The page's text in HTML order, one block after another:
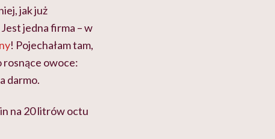
jak już
jedna firma – w
! Pojechałam tam,
rosnące owoce:
darmo.
na 20 litrów octu